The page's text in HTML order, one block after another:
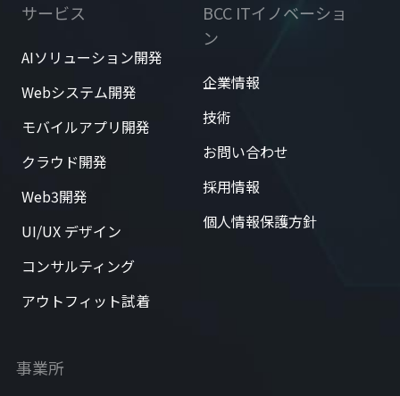
サービス
AIソリューション開発
Webシステム開発
モバイルアプリ開発
クラウド開発
Web3開発
UI/UX デザイン
コンサルティング
アウトフィット試着
BCC ITイノベーショ
ン
企業情報
技術
お問い合わせ
採用情報
個人情報保護方針
事業所